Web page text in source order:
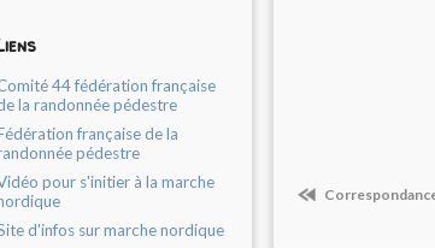
44 fédération française
la randonnée pédestre
française de la
pédestre
pour s'initier à la marche
d'infos sur marche nordique